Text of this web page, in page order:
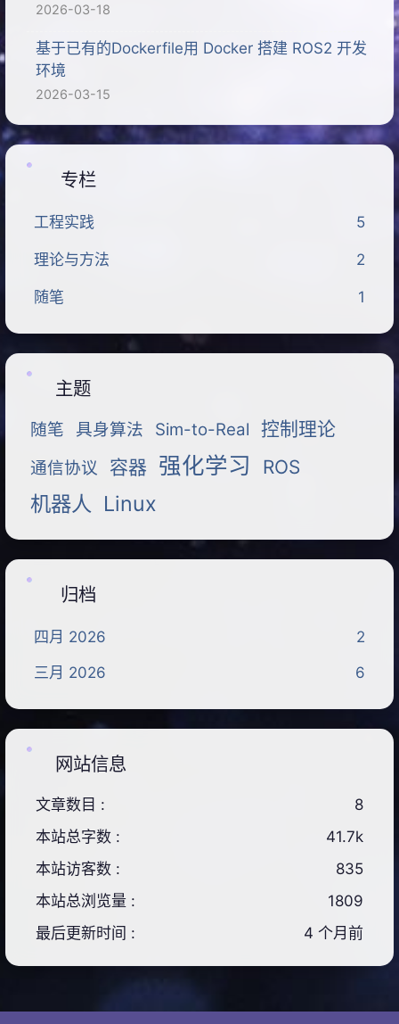
2026-03-18
基于已有的Dockerfile用 Docker 搭建 ROS2 开发
环境
2026-03-15
专栏
工程实践 5
理论与方法 2
随笔 1
主题
随笔 具身算法 Sim-to-Real 控制理论
通信协议 容器 强化学习 ROS
机器人 Linux
归档
四月 2026
2
三月 2026
6
网站信息
文章数目 :
8
本站总字数 :
41.7k
本站访客数 :
835
本站总浏览量 :
1809
最后更新时间 :
4 个月前